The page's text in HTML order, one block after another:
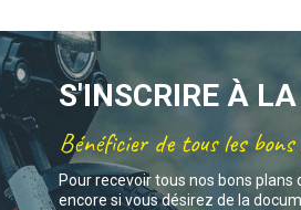
S'INSCRIRE À
Bénéficier de tous les
Pour recevoir tous nos bons
encore si vous désirez de la